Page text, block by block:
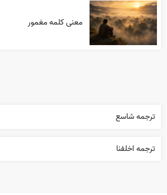
معنی کلمه مغمور
ترجمه شاسع
ترجمه اخلفنا